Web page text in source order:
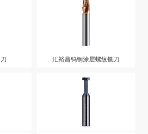
汇裕昌钨钢涂层螺纹铣刀